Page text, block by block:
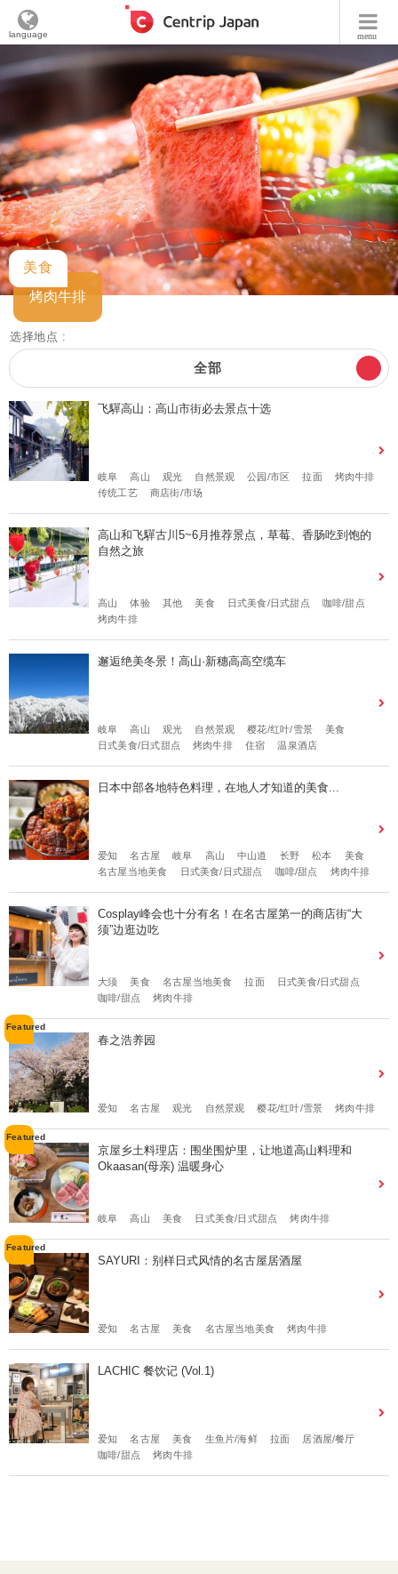
menu
language
美食
烤肉牛排
选择地点 :
全部
飞驒高山：高山市街必去景点十选
岐阜 高山 观光 自然景观 公园/市区 拉面
烤肉牛排
传统工艺
商店街/市场
高山和飞驒古川5~6月推荐景点，草莓、香肠吃到饱的
自然之旅
高山 体验 其他 美食 日式美食/日式甜点
咖啡/甜点
烤肉牛排
邂逅绝美冬景！高山·新穗高高空缆车
岐阜 高山 观光 自然景观 樱花/红叶/雪景
美食
日式美食/日式甜点
烤肉牛排 住宿 温泉酒店
日本中部各地特色料理，在地人才知道的美食...
爱知 名古屋 岐阜 高山 中山道 长野 松本
美食
名古屋当地美食
日式美食/日式甜点 咖啡/甜点 烤肉牛排
Cosplay峰会也十分有名！在名古屋第一的商店街“大
须”边逛边吃
大须 美食 名古屋当地美食 拉面
日式美食/日式甜点
咖啡/甜点
烤肉牛排
春之浩养园
爱知 名古屋 观光 自然景观 樱花/红叶/雪景 烤肉牛排
京屋乡土料理店：围坐围炉里，让地道高山料理和
Okaasan(母亲) 温暖身心
岐阜 高山 美食 日式美食/日式甜点 烤肉牛排
SAYURI：别样日式风情的名古屋居酒屋
爱知 名古屋 美食 名古屋当地美食 烤肉牛排
LACHIC 餐饮记 (Vol.1)
爱知 名古屋 美食 生鱼片/海鲜 拉面
居酒屋/餐厅
咖啡/甜点
烤肉牛排